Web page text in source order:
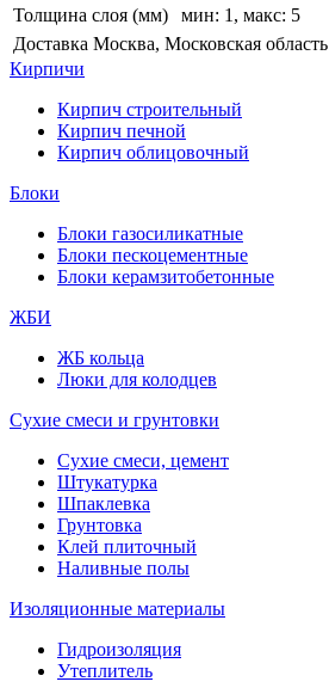
Толщина слоя (мм)
мин: 1, макс: 5
Доставка Москва, Московская область
Кирпичи
Кирпич строительный
Кирпич печной
Кирпич облицовочный
Блоки
Блоки газосиликатные
Блоки пескоцементные
Блоки керамзитобетонные
ЖБИ
ЖБ кольца
Люки для колодцев
Сухие смеси и грунтовки
Сухие смеси, цемент
Штукатурка
Шпаклевка
Грунтовка
Клей плиточный
Наливные полы
Изоляционные материалы
Гидроизоляция
Утеплитель